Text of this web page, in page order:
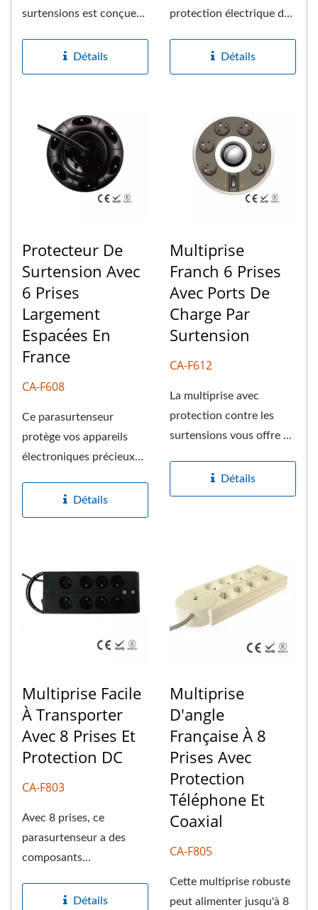
surtensions est conçue
protection...Détails
protection électrique de
jusqu'à...
Détails
Protecteur De
Surtension Avec
6 Prises
Largement
Espacées En
France
CA-F608
Ce parasurtenseur
protège vos appareils
électroniques précieux
surintensités,...
Détails
Multiprise
Franch 6 Prises
Avec Ports De
Charge Par
Surtension
CA-F612
La multiprise avec
protection contre les
surtensions vous offre un
protéger...
Détails
Multiprise Facile
À Transporter
Avec 8 Prises Et
Protection DC
CA-F803
Avec 8 prises, ce
parasurtenseur a des
composants
qui aident à protéger...
Détails
Multiprise
D'angle
Française À 8
Prises Avec
Protection
Téléphone Et
Coaxial
CA-F805
Cette multiprise robuste
peut alimenter jusqu'à 8